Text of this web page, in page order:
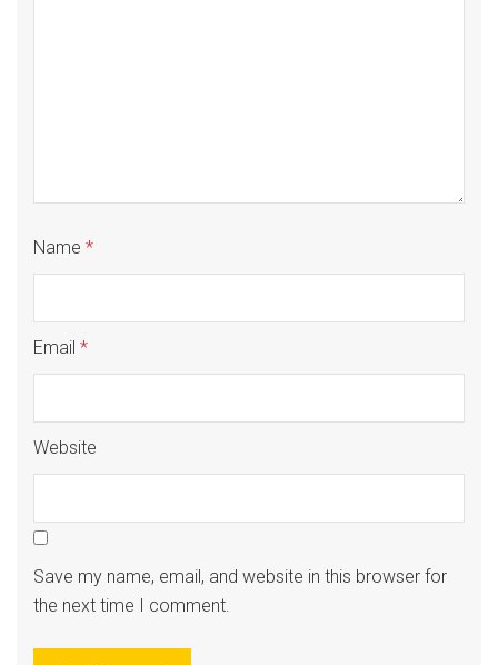
Name *
Email *
Website
Save my name, email, and website in this browser for
the next time I comment.